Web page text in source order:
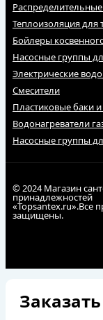
Теплоизоляция для
Бойлеры
Насосные группы
Электрические
Смесители
Пластиковые баки
Водонагреватели
Насосные группы
© 2024 Магазин
принадлежностей
«Topsantex.ru».Все
защищены.